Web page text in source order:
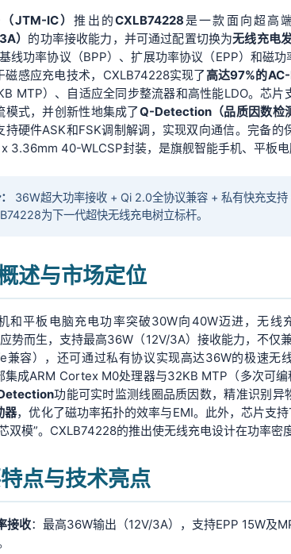
JTM-IC）推出的CXLB74228是一款面向超高
） 的功率接收能力，并可通过配置切换为无线充电
线功率协议（BPP）、扩展功率协议（EPP）和磁
磁感应充电技术，CXLB74228实现了高达97%的
MTP）、自适应全同步整流器和高性能LDO。芯
模式，并创新性地集成了Q-Detection（品质因数检
持硬件ASK和FSK调制解调，实现双向通信。完备
3.36mm 40-WLCSP封装，是旗舰智能手机、平板
36W超大功率接收 + Qi 2.0全协议兼容 + 私有快充支
为下一代超快无线充电树立标杆。
述与市场定位
和平板电脑充电功率突破30W向40W迈进，无线
势而生，支持最高36W（12V/3A）接收能力，不仅
兼容），还可通过私有协议实现高达36W的极速无
集成ARM Cortex M0处理器与32KB MTP（多次可编
功能可实时监测线圈品质因数，精准识别
器，优化了磁功率拓扑的效率与EMI。此外，芯片支
双模”。CXLB74228的推出使无线充电设计在功率密
点与技术亮点
接收：最高36W输出（12V/3A），支持EPP 15W及